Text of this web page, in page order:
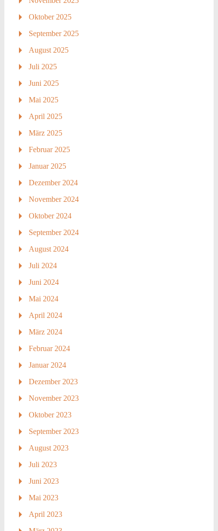
Oktober 2025
September 2025
August 2025
Juli 2025
Juni 2025
Mai 2025
April 2025
März 2025
Februar 2025
Januar 2025
Dezember 2024
November 2024
Oktober 2024
September 2024
August 2024
Juli 2024
Juni 2024
Mai 2024
April 2024
März 2024
Februar 2024
Januar 2024
Dezember 2023
November 2023
Oktober 2023
September 2023
August 2023
Juli 2023
Juni 2023
Mai 2023
April 2023